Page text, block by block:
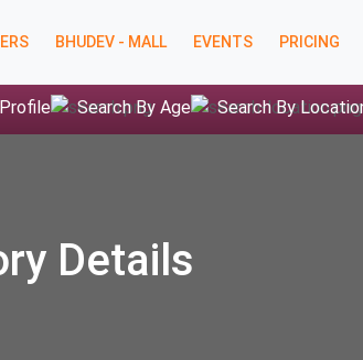
BHUDEV - MALL EVENTS PRICING
Search By Age Search By
Details